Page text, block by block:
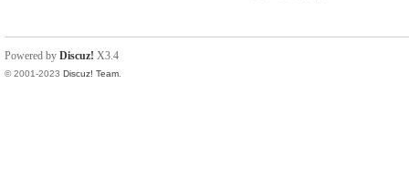
Powered by Discuz! X3.4
© 2001-2023 Discuz! Team